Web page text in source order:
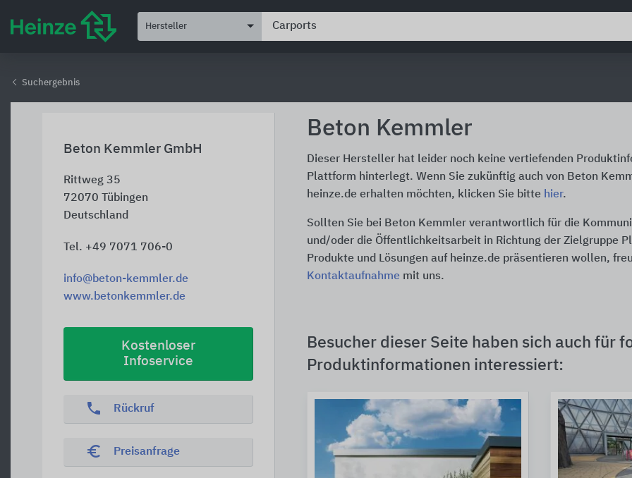
Hersteller
Suchergebnis
Beton Kemmler GmbH
Rittweg 35
72070
Tübingen
Deutschland
Tel. +49 7071 706-0
info@beton-kemmler.de
www.betonkemmler.de
Kostenloser
Infoservice
phone Rückruf
euro_symbol Preisanfrage
Beton Kemmler
Dieser Hersteller hat leider noch keine vertiefenden
Plattform hinterlegt. Wenn Sie zukünftig auch von Beton
heinze.de erhalten möchten, klicken Sie bitte hier.
Sollten Sie bei Beton Kemmler verantwortlich für die
und/oder die Öffentlichkeitsarbeit in Richtung der Zielgruppe
Produkte und Lösungen auf heinze.de präsentieren wollen,
Kontaktaufnahme mit uns.
Besucher dieser Seite haben sich auch für
Produktinformationen interessiert: